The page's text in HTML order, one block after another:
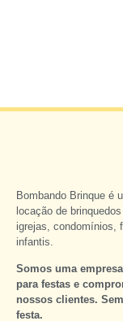
Bombando Brinque é
locação de
igrejas, condomínios,
infantis.
Somos uma
para festas e
nossos clientes.
festa.